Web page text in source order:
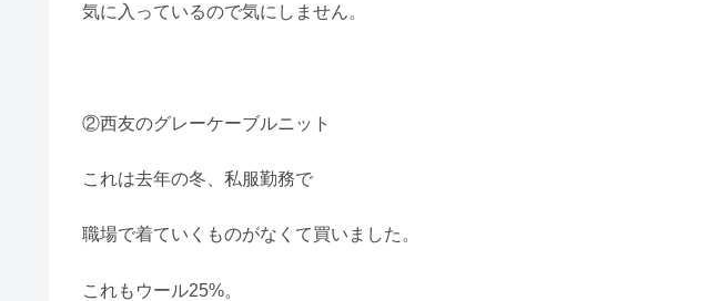
気に入っているので気にしません。
②西友のグレーケーブルニット
これは去年の冬、私服勤務で
職場で着ていくものがなくて買いました。
これもウール25%。